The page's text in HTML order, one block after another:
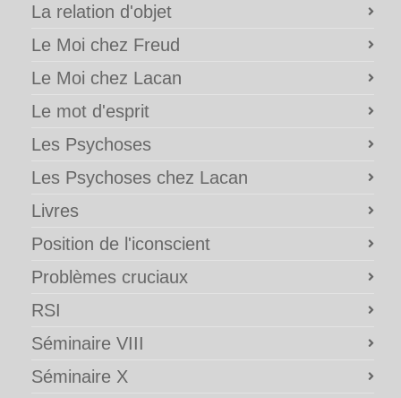
La relation d'objet
Le Moi chez Freud
Le Moi chez Lacan
Le mot d'esprit
Les Psychoses
Les Psychoses chez Lacan
Livres
Position de l'iconscient
Problèmes cruciaux
RSI
Séminaire VIII
Séminaire X